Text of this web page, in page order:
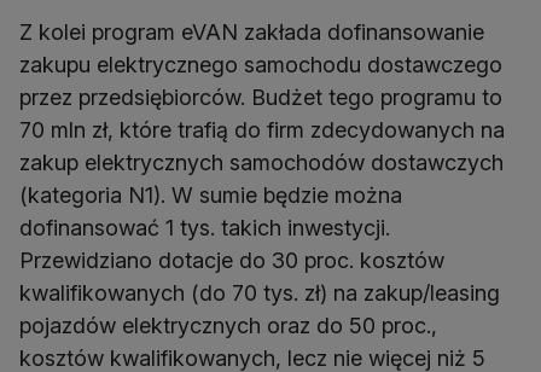
Z kolei program eVAN zakłada dofinansowanie
zakupu elektrycznego samochodu dostawczego
przez przedsiębiorców. Budżet tego programu to
70 mln zł, które trafią do firm zdecydowanych na
zakup elektrycznych samochodów dostawczych
(kategoria N1). W sumie będzie można
dofinansować 1 tys. takich inwestycji.
Przewidziano dotacje do 30 proc. kosztów
kwalifikowanych (do 70 tys. zł) na zakup/leasing
pojazdów elektrycznych oraz do 50 proc.,
kosztów kwalifikowanych, lecz nie więcej niż 5